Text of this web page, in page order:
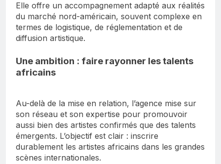
Elle offre un accompagnement adapté aux réalités
du marché nord-américain, souvent complexe en
termes de logistique, de réglementation et de
diffusion artistique.
Une ambition : faire rayonner les talents
africains
Au-delà de la mise en relation, l’agence mise sur
son réseau et son expertise pour promouvoir
aussi bien des artistes confirmés que des talents
émergents. L’objectif est clair : inscrire
durablement les artistes africains dans les grandes
scènes internationales.